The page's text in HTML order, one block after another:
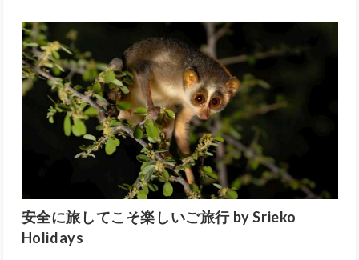
安全に旅してこそ楽しいご旅行 by Srieko
Holidays